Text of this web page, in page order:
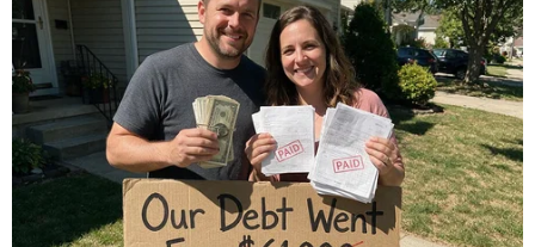
Giá vàng SJC bất ngờ đảo chiều, lấy lại
mốc 70 triệu đồng mỗi lượng
06/11/2023 08:25
Sau nửa ngày giao dịch, chiều 6/11, thương hiệu SJC
bất ngờ đảo chiều tăng tới 1,5 triệu đồng mỗi lượng,
giúp giá bán ra lấy lại mốc 70 triệu đồng. Trong khi đó,
tỷ giá USD tiếp tục đi xuống.